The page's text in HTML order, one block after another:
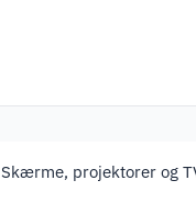
Skærme, projektorer og